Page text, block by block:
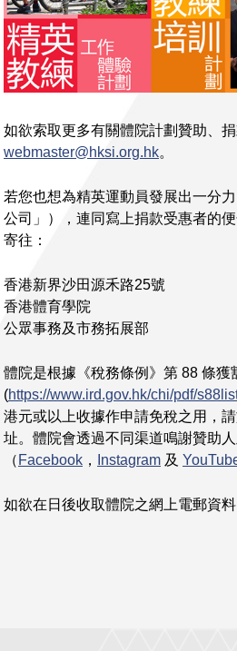
如欲索取更多有關體院計劃贊助、
webmaster@hksi.org.hk。
若您也想為精英運動員發展出一分
公司」），連同寫上捐款受惠者的
寄往：
香港新界沙田源禾路25號
香港體育學院
公眾事務及市務拓展部
體院是根據《稅務條例》第 88 條獲
(https://www.ird.gov.hk/chi/pdf/
港元或以上收據作申請免稅之用，
址。體院會透過不同渠道鳴謝贊助
（Facebook ， Instagram 及
如欲在日後收取體院之網上電郵資